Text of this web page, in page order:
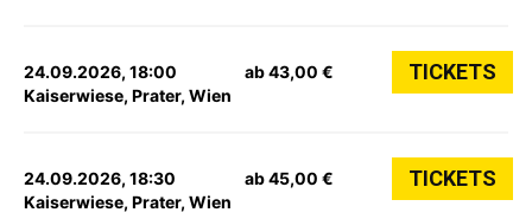
24.09.2026, 18:00
Kaiserwiese, Prater, Wien
ab 43,00 € TICKETS
24.09.2026, 18:30
Kaiserwiese, Prater, Wien
ab 45,00 € TICKETS